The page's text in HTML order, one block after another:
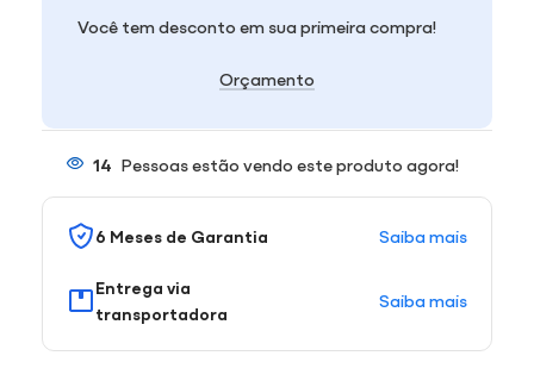
Você tem desconto em sua primeira compra!
Orçamento
14 Pessoas estão vendo este produto agora!
6 Meses de Garantia Saiba mais
Entrega via
transportadora
Saiba mais